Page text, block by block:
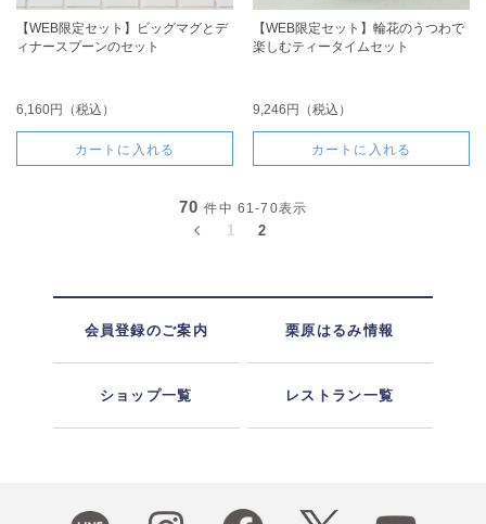
【WEB限定セット】ビッグマグとデ
ィナースプーンのセット
6,160円（税込）
カートに入れる
【WEB限定セット】輪花のうつわで
楽しむティータイムセット
9,246円（税込）
カートに入れる
70 件中 61-70表示
1 2
会員登録のご案内 栗原はるみ情報
ショップ一覧 レストラン一覧